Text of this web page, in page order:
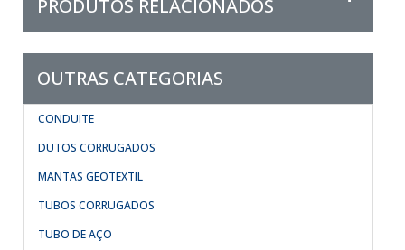
PRODUTOS RELACIONADOS
OUTRAS CATEGORIAS
CONDUITE
DUTOS CORRUGADOS
MANTAS GEOTEXTIL
TUBOS CORRUGADOS
TUBO DE AÇO